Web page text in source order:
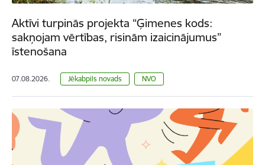
Aktīvi turpinās projekta “Ģimenes kods:
sakņojam vērtības, risinām izaicinājumus”
īstenošana
07.08.2026. Jēkabpils novads NVO